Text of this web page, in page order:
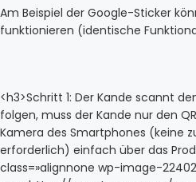
Am Beispiel der Google-Sticker
funktionieren (identische
<h3>Schritt 1: Der Kande scannt
folgen, muss der Kande nur den
Kamera des Smartphones (keine
erforderlich) einfach über das
class=»alignnone wp-image-